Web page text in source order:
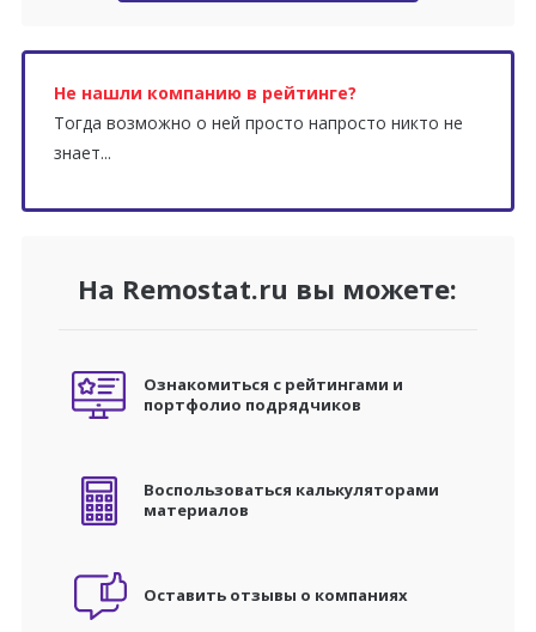
Не нашли компанию в рейтинге?
Тогда возможно о ней просто напросто никто не
знает...
На Remostat.ru вы можете:
Ознакомиться с рейтингами и
портфолио подрядчиков
Воспользоваться калькуляторами
материалов
Оставить отзывы о компаниях